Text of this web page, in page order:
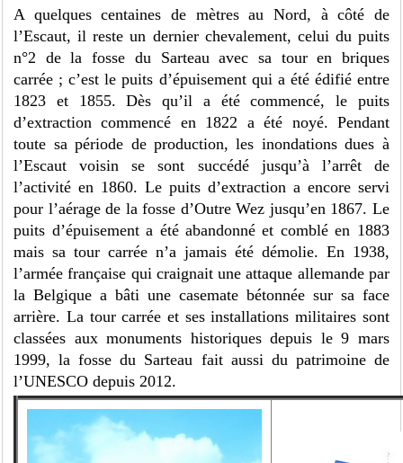
A quelques centaines de mètres au Nord, à côté de
l’Escaut, il reste un dernier chevalement, celui du puits
n°2 de la fosse du Sarteau avec sa tour en briques
carrée ; c’est le puits d’épuisement qui a été édifié entre
1823 et 1855. Dès qu’il a été commencé, le puits
d’extraction commencé en 1822 a été noyé. Pendant
toute sa période de production, les inondations dues à
l’Escaut voisin se sont succédé jusqu’à l’arrêt de
l’activité en 1860. Le puits d’extraction a encore servi
pour l’aérage de la fosse d’Outre Wez jusqu’en 1867. Le
puits d’épuisement a été abandonné et comblé en 1883
mais sa tour carrée n’a jamais été démolie. En 1938,
l’armée française qui craignait une attaque allemande par
la Belgique a bâti une casemate bétonnée sur sa face
arrière. La tour carrée et ses installations militaires sont
classées aux monuments historiques depuis le 9 mars
1999, la fosse du Sarteau fait aussi du patrimoine de
l’UNESCO depuis 2012.